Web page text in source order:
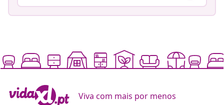
Viva com mais por menos